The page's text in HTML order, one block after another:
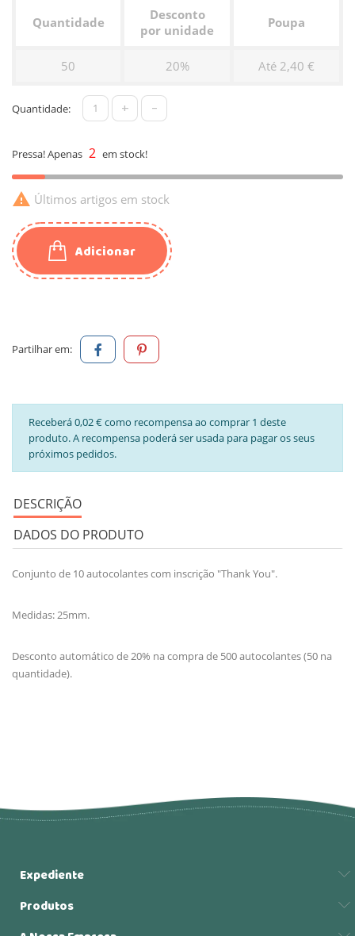
Quantidade
Desconto
por unidade
Poupa
50 20% Até 2,40 €
Quantidade: + -
Pressa! Apenas 2 em stock!
 Últimos artigos em stock
Adicionar
Partilhar em:
Receberá 0,02 € como recompensa ao comprar 1 deste
produto. A recompensa poderá ser usada para pagar os seus
próximos pedidos.
DESCRIÇÃO
DADOS DO PRODUTO
Conjunto de 10 autocolantes com inscrição "Thank You".
Medidas: 25mm.
Desconto automático de 20% na compra de 500 autocolantes (50 na
quantidade).
Expediente
Produtos